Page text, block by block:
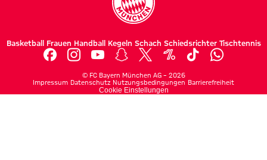
Basketball Frauen Handball Kegeln Schach Schiedsrichter Tischtennis
© FC Bayern München AG – 2026
Impressum Datenschutz Nutzungsbedingungen Barrierefreiheit
Cookie Einstellungen